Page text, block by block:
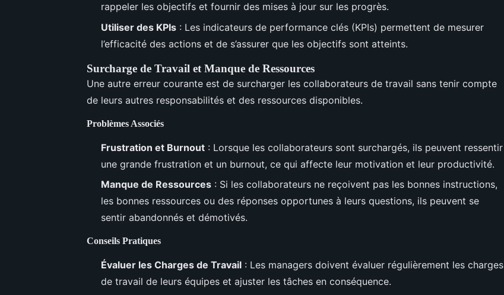
rappeler les objectifs et fournir des mises à jour sur les progrès.
Utiliser des KPIs : Les indicateurs de performance clés (KPIs) permettent de mesurer
l’efficacité des actions et de s’assurer que les objectifs sont atteints.
Surcharge de Travail et Manque de Ressources
Une autre erreur courante est de surcharger les collaborateurs de travail sans tenir compte
de leurs autres responsabilités et des ressources disponibles.
Problèmes Associés
Frustration et Burnout : Lorsque les collaborateurs sont surchargés, ils peuvent ressentir
une grande frustration et un burnout, ce qui affecte leur motivation et leur productivité.
Manque de Ressources : Si les collaborateurs ne reçoivent pas les bonnes instructions,
les bonnes ressources ou des réponses opportunes à leurs questions, ils peuvent se
sentir abandonnés et démotivés.
Conseils Pratiques
Évaluer les Charges de Travail : Les managers doivent évaluer régulièrement les charges
de travail de leurs équipes et ajuster les tâches en conséquence.